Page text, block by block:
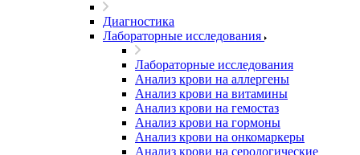
Диагностика
Лабораторные исследования
Лабораторные исследования
Анализ крови на аллергены
Анализ крови на витамины
Анализ крови на гемостаз
Анализ крови на гормоны
Анализ крови на онкомаркеры
Анализ крови на серологические